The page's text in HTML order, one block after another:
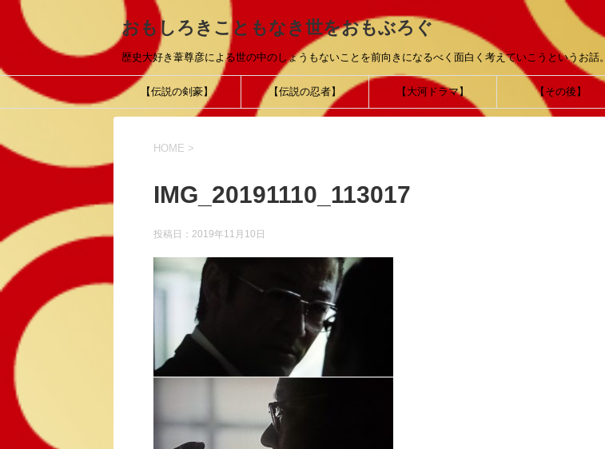
おもしろきこともなき世をおもぶろぐ
歴史大好き葦尊彦による世の中のしょうもないことを前向きになるべく面白く考えていこうというお話。
【伝説の剣豪】 【伝説の忍者】 【大河ドラマ】 【その後】
HOME >
IMG_20191110_113017
投稿日： 2019年11月10日